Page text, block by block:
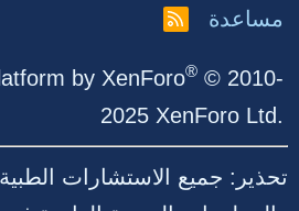
مساعدة
R
by XenForo® © 2010-
2025 XenForo Ltd.
تحذير: جميع الاستشارات الطبية